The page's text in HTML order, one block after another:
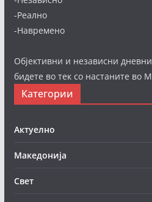
-Реално
-Навремено
Објективни и независни
бидете во тек со настаните во
Категории
Актуелно
Македонија
Свет